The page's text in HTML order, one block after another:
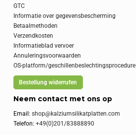
GTC
Informatie over gegevensbescherming
Betaalmethoden
Verzendkosten
Informatieblad vervoer
Annuleringsvoorwaarden
OS-platform/geschillenbeslechtingsprocedure
Bestellung widerrufen
Neem contact met ons op
Email:shop@kalziumsilikatplatten.com
Telefon:+49(0)201/83888890